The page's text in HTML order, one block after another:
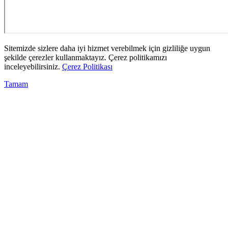
Sitemizde sizlere daha iyi hizmet verebilmek için gizliliğe uygun
şekilde çerezler kullanmaktayız. Çerez politikamızı
inceleyebilirsiniz. Çerez Politikası
Tamam